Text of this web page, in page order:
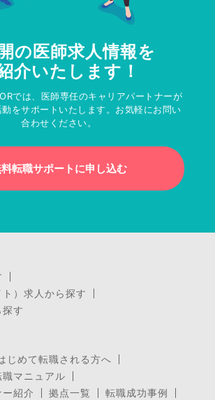
の医師求人情報を
介いたします！
では、医師専任のキャリアパートナーが
をサポートいたします。お気軽にお問い
合わせください。
転職サポートに申し込む
）求人から探す
す
じめて転職される方へ
マニュアル
紹介
拠点一覧
転職成功事例